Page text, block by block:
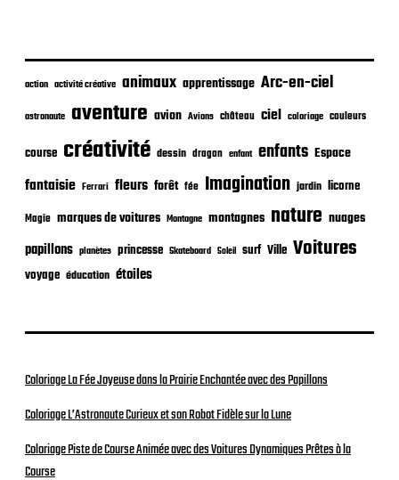
i
a
t
i
o
n
action activité créative animaux apprentissage Arc-en-ciel
astronaute aventure avion Avions château ciel coloriage couleurs
course créativité dessin dragon enfant enfants Espace
fantaisie Ferrari fleurs forêt fée Imagination jardin licorne
Magie marques de voitures Montagne montagnes nature nuages
papillons planètes princesse Skateboard Soleil surf Ville Voitures
voyage éducation étoiles
Coloriage La Fée Joyeuse dans la Prairie Enchantée avec des Papillons
Coloriage L’Astronaute Curieux et son Robot Fidèle sur la Lune
Coloriage Piste de Course Animée avec des Voitures Dynamiques Prêtes à la
Course